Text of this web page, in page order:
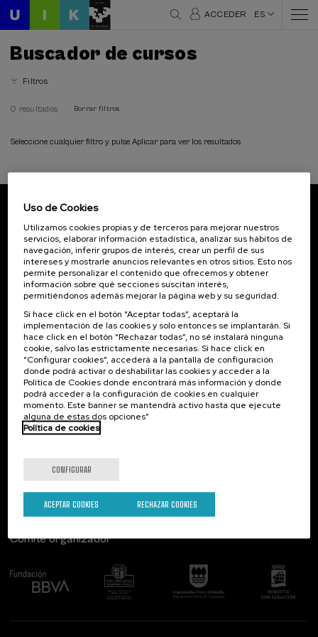
ACCEDER ES
Buscador de cursos
Filtros
0 resultados Borrar filtros
Seleccione cualquier filtro y pulse Aplicar para ver los resultados
Inscríbete para ser el primero/a en recibir las
novedades de UIK.
Suscribirse
Contacto
Palacio Miramar
Paseo de Miraconcha, 48
20007 Donostia / San Sebastián
Gipuzkoa, Spain
Contacta con nosotros
De interés...
Actividades anteriores
Comité organizador
Uso de Cookies
Utilizamos cookies propias y de terceros para mejorar nuestros
servicios, elaborar información estadística, analizar sus hábitos de
navegación, inferir grupos de interés, crear un perfil de sus
intereses y mostrarle anuncios relevantes en otros sitios. Esto nos
permite personalizar el contenido que ofrecemos y obtener
información sobre qué secciones suscitan interés,
permitiéndonos además mejorar la página web y su seguridad.
Si hace click en el botón “Aceptar todas”, aceptará la
implementación de las cookies y solo entonces se implantarán. Si
hace click en el botón “Rechazar todas”, no sé instalará ninguna
cookie, salvo las estrictamente necesarias. Si hace click en
“Configurar cookies”, accederá a la pantalla de configuración
donde podrá activar o deshabilitar las cookies y acceder a la
Política de Cookies donde encontrará más información y donde
podrá acceder a la configuración de cookies en cualquier
momento. Este banner se mantendrá activo hasta que ejecute
alguna de estas dos opciones”
Política de cookies
CONFIGURAR
RECHAZAR COOKIES
ACEPTAR COOKIES